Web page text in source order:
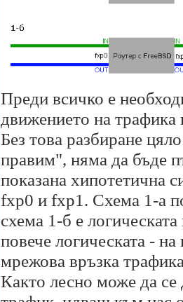
Преди всичко е
движението на
Без това разбиране
правим", няма да бъде
показана хипотетична
fxp0 и fxp1. Схема 1-а
схема 1-б е
повече логическата -
мрежова връзка
Както лесно може да се